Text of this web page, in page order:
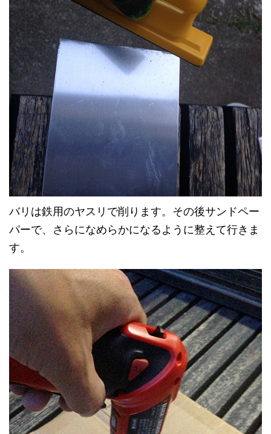
バリは鉄用のヤスリで削ります。その後サンドペー
パーで、さらになめらかになるように整えて行きま
す。